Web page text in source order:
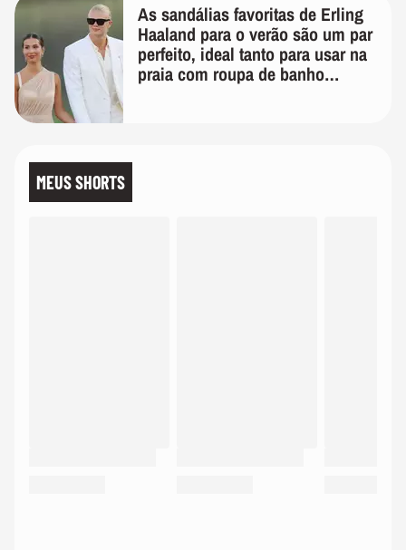
As sandálias favoritas de Erling
Haaland para o verão são um par
perfeito, ideal tanto para usar na
praia com roupa de banho
MEUS SHORTS